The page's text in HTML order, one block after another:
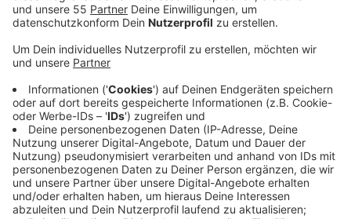
Konkret geht es um eine neue, überdachte
der Stadt Erkrath. Geplant ist ein umgebauter
Container. Bis Ende Mai können online Vorschläge zur
Gestaltung eingereicht werden. Dabei geht es zum
Beispiel um Sitzmöglichkeiten, Offenheit und das
Design. Ziel ist es, den Skaterpark für Jugendliche
attraktiver und wetterfest zu machen. Zum Start gibt
es morgen (07.05.) eine Infoveranstaltung direkt vor